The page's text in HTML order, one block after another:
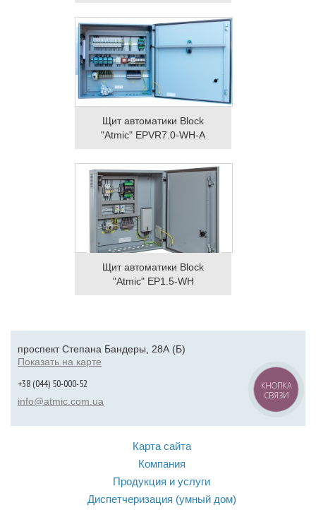
Щит автоматики Block
"Atmic" EPVR7.0-WH-A
Щит автоматики Block
"Atmic" EP1.5-WH
проспект Степана Бандеры, 28А (Б)
Показать на карте
+38 (044) 50-000-52
info@atmic.com.ua
Карта сайта
Компания
Продукция и услуги
Диспетчеризация (умный дом)
КНОПКА
СВЯЗИ